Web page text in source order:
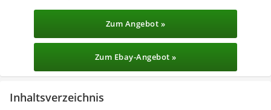
Zum Angebot »
Zum Ebay-Angebot »
Inhaltsverzeichnis